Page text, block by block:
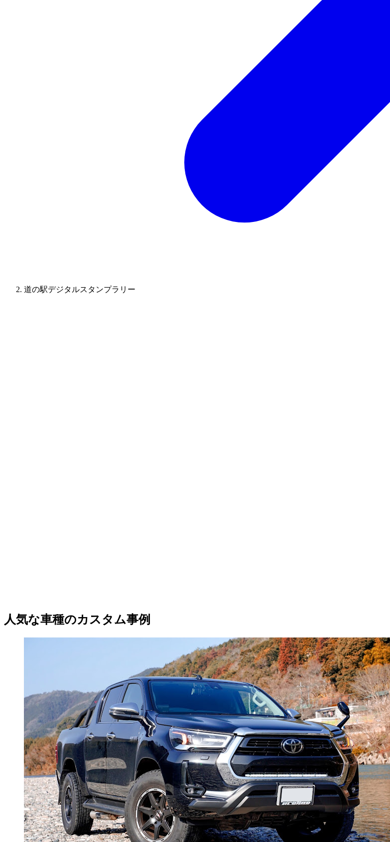
道の駅デジタルスタンプラリー
人気な車種のカスタム事例